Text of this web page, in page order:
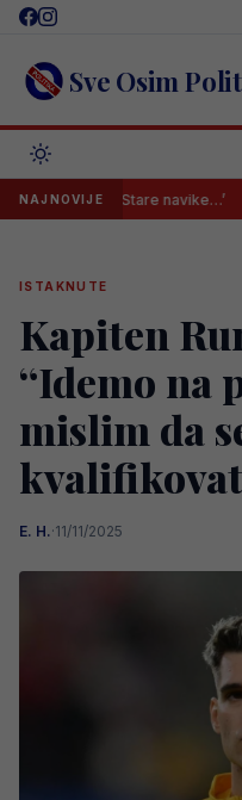
Skip
content Sve Osim
NAJNOVIJE
je: ‘Stare navike…’
ISTAKNUTE
Kapiten
“Idemo na
mislim da
E. H.·11/11/2025